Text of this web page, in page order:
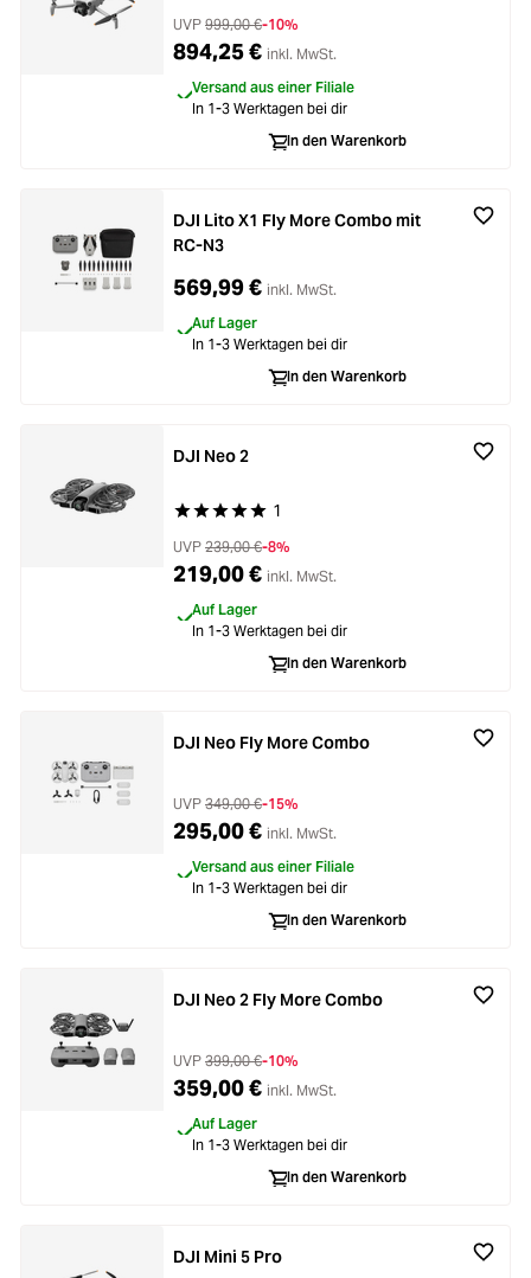
UVP 999,00 €-10%
894,25 € inkl. MwSt.
Versand aus einer Filiale
In 1-3 Werktagen bei dir
In den Warenkorb
DJI Lito X1 Fly More Combo mit
RC-N3
569,99 € inkl. MwSt.
Auf Lager
In 1-3 Werktagen bei dir
In den Warenkorb
Durchschnittliche Bewertung von 5 von 5
1
DJI Neo 2
UVP 239,00 €-8%
219,00 € inkl. MwSt.
Auf Lager
In 1-3 Werktagen bei dir
In den Warenkorb
DJI Neo Fly More Combo
UVP 349,00 €-15%
295,00 € inkl. MwSt.
Versand aus einer Filiale
In 1-3 Werktagen bei dir
In den Warenkorb
DJI Neo 2 Fly More Combo
UVP 399,00 €-10%
359,00 € inkl. MwSt.
Auf Lager
In 1-3 Werktagen bei dir
In den Warenkorb
DJI Mini 5 Pro